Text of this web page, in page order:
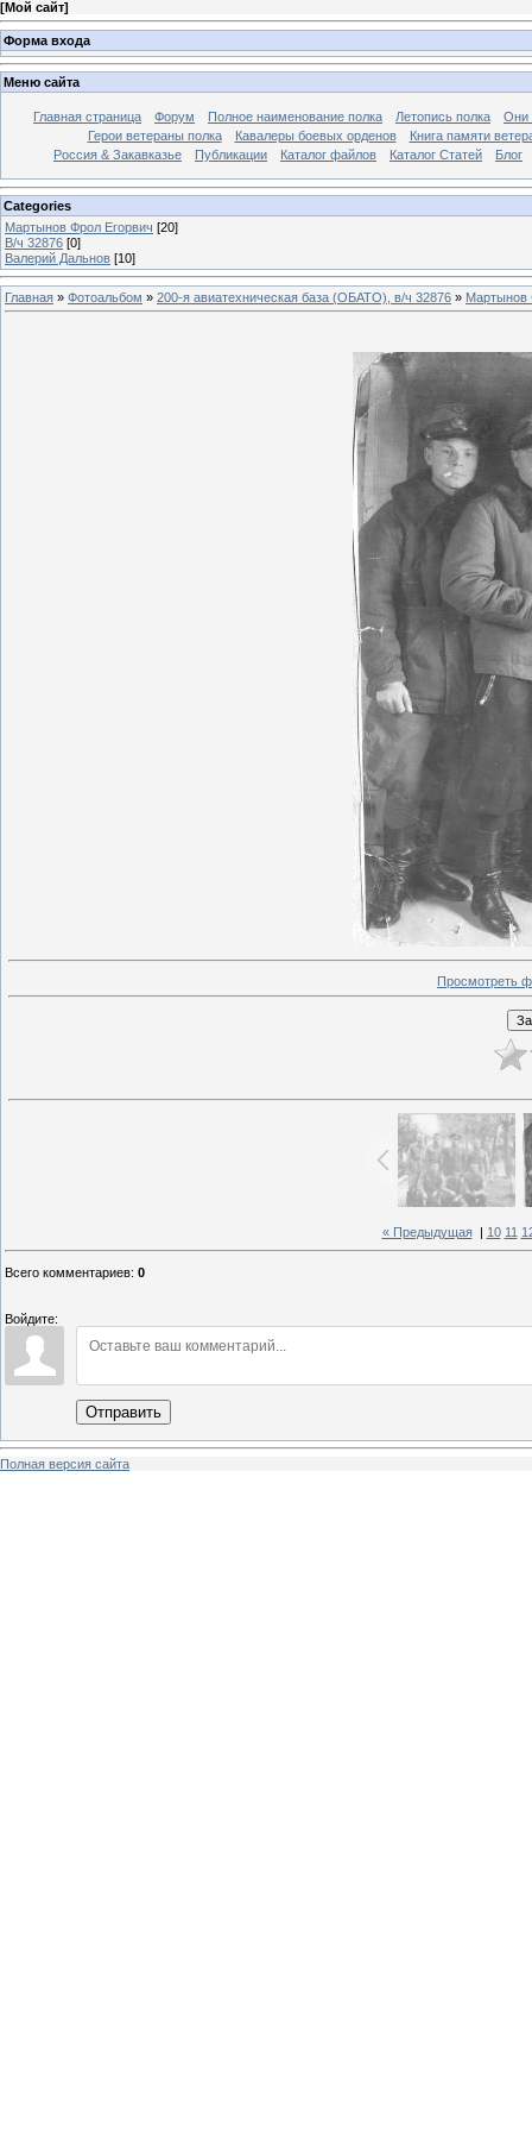
[Мой сайт]
Форма входа
Меню сайта
Главная страница Форум Полное наименование полка Летопись полка
Они
Герои ветераны полка
Кавалеры боевых орденов
Книга памяти
Россия & Закавказье
Публикации Каталог файлов Каталог Cтатей Блог
Categories
Мартынов Фрол Егорвич [20]
В/ч 32876 [0]
Валерий Дальнов [10]
Главная » Фотоальбом » 200-я авиатехническая база (ОБАТО), в/ч 32876 » Мартынов
Просмотреть
« Предыдущая| 10 11
Всего комментариев: 0
Войдите:
Отправить
Полная версия сайта